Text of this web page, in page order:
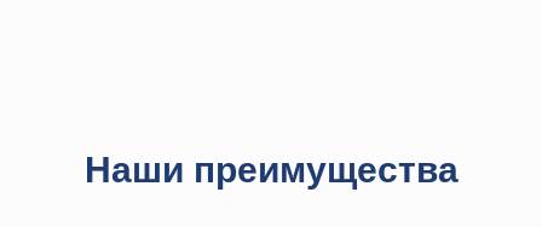
Наши преимущества